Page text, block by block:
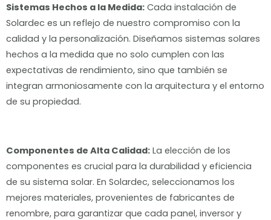
Sistemas Hechos a la Medida: Cada instalación de
Solardec es un reflejo de nuestro compromiso con la
calidad y la personalización. Diseñamos sistemas solares
hechos a la medida que no solo cumplen con las
expectativas de rendimiento, sino que también se
integran armoniosamente con la arquitectura y el entorno
de su propiedad.
Componentes de Alta Calidad: La elección de los
componentes es crucial para la durabilidad y eficiencia
de su sistema solar. En Solardec, seleccionamos los
mejores materiales, provenientes de fabricantes de
renombre, para garantizar que cada panel, inversor y